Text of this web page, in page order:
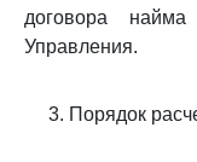
договора
Управления.
3. Порядок